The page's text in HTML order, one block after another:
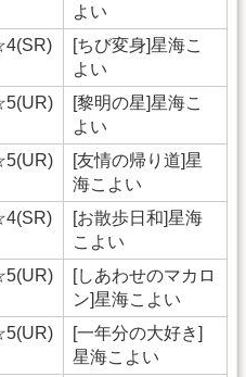
よい
[ちび変身]星海こ
よい
[黎明の星]星海こ
よい
[友情の帰り道]星
海こよい
[お散歩日和]星海
こよい
[しあわせのマカロ
ン]星海こよい
[一年分の大好き]
星海こよい